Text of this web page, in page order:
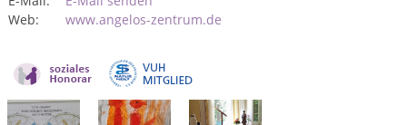
Web:
www.angelos-zentrum.de